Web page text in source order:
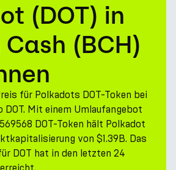
(DOT) in
(BCH)
für Polkadots DOT-Token bei
DOT. Mit einem Umlaufangebot
DOT-Token hält Polkadot
von $1.39B. Das
DOT hat in den letzten 24